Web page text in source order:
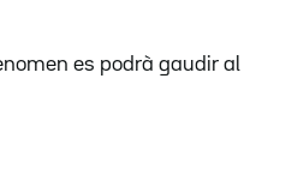
es podrà gaudir al